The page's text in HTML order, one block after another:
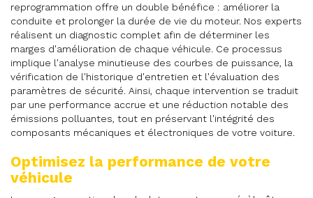
reprogrammation offre un double bénéfice : améliorer la
conduite et prolonger la durée de vie du moteur. Nos experts
réalisent un diagnostic complet afin de déterminer les
marges d'amélioration de chaque véhicule. Ce processus
implique l'analyse minutieuse des courbes de puissance, la
vérification de l'historique d'entretien et l'évaluation des
paramètres de sécurité. Ainsi, chaque intervention se traduit
par une performance accrue et une réduction notable des
émissions polluantes, tout en préservant l'intégrité des
composants mécaniques et électroniques de votre voiture.
Optimisez la performance de votre
véhicule